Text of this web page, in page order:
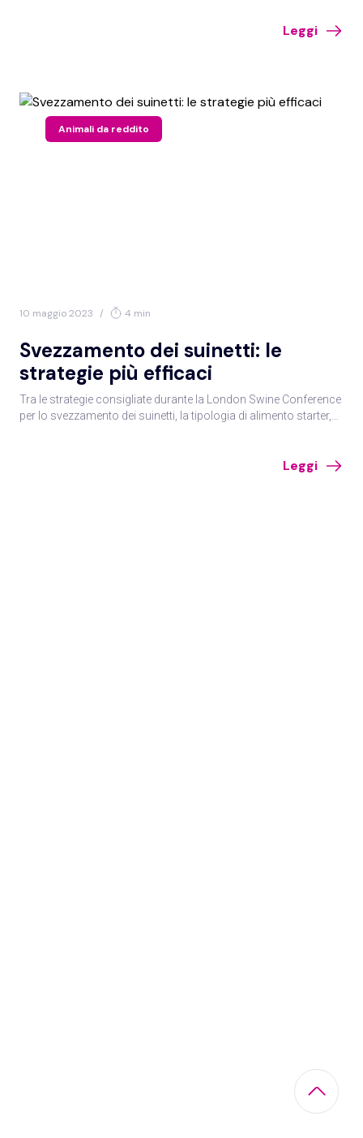
Leggi
Animali da reddito
10 maggio 2023 / 4 min
Svezzamento dei suinetti: le
strategie più efficaci
Tra le strategie consigliate durante la London Swine Conference
per lo svezzamento dei suinetti, la tipologia di alimento starter,
Leggi